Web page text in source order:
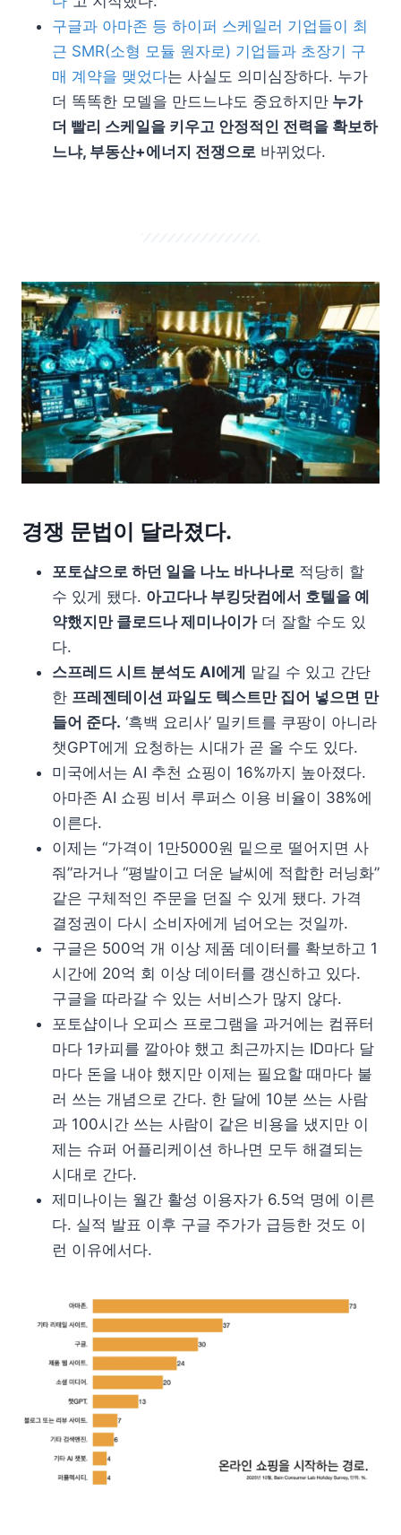
구글과 아마존 등 하이퍼 스케일러 기업들이 최
근 SMR(소형 모듈 원자로) 기업들과 초장기 구
매 계약을 맺었다는 사실도 의미심장하다. 누가
더 똑똑한 모델을 만드느냐도 중요하지만 누가
더 빨리 스케일을 키우고 안정적인 전력을 확보하
느냐, 부동산+에너지 전쟁으로 바뀌었다.
경쟁 문법이 달라졌다.
포토샵으로 하던 일을 나노 바나나로 적당히 할
수 있게 됐다. 아고다나 부킹닷컴에서 호텔을 예
약했지만 클로드나 제미나이가더 잘할 수도 있
다.
스프레드 시트 분석도 AI에게 맡길 수 있고 간단
한 프레젠테이션 파일도 텍스트만 집어 넣으면 만
들어 준다. ‘흑백 요리사’ 밀키트를 쿠팡이 아니라
챗GPT에게 요청하는 시대가 곧 올 수도 있다.
미국에서는 AI 추천 쇼핑이 16%까지 높아졌다.
아마존 AI 쇼핑 비서 루퍼스 이용 비율이 38%에
이른다.
이제는 “가격이 1만5000원 밑으로 떨어지면 사
줘”라거나 “평발이고 더운 날씨에 적합한 러닝화”
같은 구체적인 주문을 던질 수 있게 됐다. 가격
결정권이 다시 소비자에게 넘어오는 것일까.
구글은 500억 개 이상 제품 데이터를 확보하고 1
시간에 20억 회 이상 데이터를 갱신하고 있다.
구글을 따라갈 수 있는 서비스가 많지 않다.
포토샵이나 오피스 프로그램을 과거에는 컴퓨터
마다 1카피를 깔아야 했고 최근까지는 ID마다 달
마다 돈을 내야 했지만 이제는 필요할 때마다 불
러 쓰는 개념으로 간다. 한 달에 10분 쓰는 사람
과 100시간 쓰는 사람이 같은 비용을 냈지만 이
제는 슈퍼 어플리케이션 하나면 모두 해결되는
시대로 간다.
제미나이는 월간 활성 이용자가 6.5억 명에 이른
다. 실적 발표 이후 구글 주가가 급등한 것도 이
런 이유에서다.